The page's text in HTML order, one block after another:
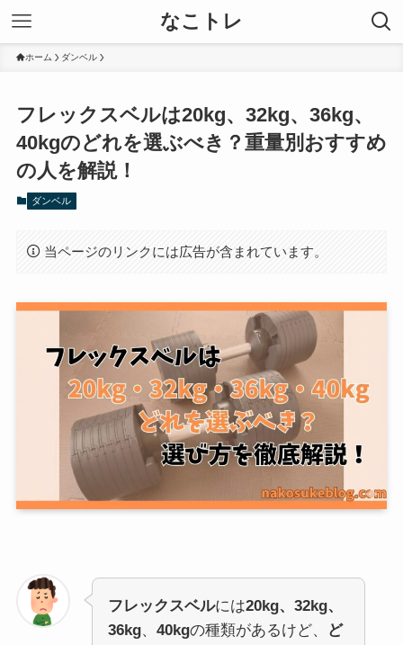
なこトレ
ホーム ダンベル
フレックスベルは20kg、32kg、36kg、
40kgのどれを選ぶべき？重量別おすすめ
の人を解説！
ダンベル
当ページのリンクには広告が含まれています。
フレックスベルには20kg、32kg、
36kg、 40kgの種類があるけど、
ど